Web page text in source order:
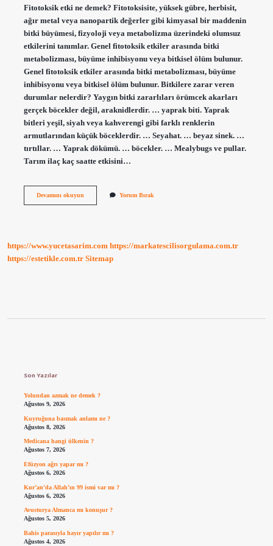
Fitotoksik etki ne demek? Fitotoksisite, yüksek gübre, herbisit,
ağır metal veya nanopartik değerler gibi kimyasal bir maddenin
bitki büyümesi, fizyoloji veya metabolizma üzerindeki olumsuz
etkilerini tanımlar. Genel fitotoksik etkiler arasında bitki
metabolizması, büyüme inhibisyonu veya bitkisel ölüm bulunur.
Genel fitotoksik etkiler arasında bitki metabolizması, büyüme
inhibisyonu veya bitkisel ölüm bulunur. Bitkilere zarar veren
durumlar nelerdir? Yaygın bitki zararlıları örümcek akarları
gerçek böcekler değil, araknidlerdir. … yaprak biti. Yaprak
bitleri yeşil, siyah veya kahverengi gibi farklı renklerin
armutlarından küçük böceklerdir. … Seyahat. … beyaz sinek. …
tırtıllar. … Yaprak dökümü. … böcekler. … Mealybugs ve pullar.
Tarım ilaç kaç saatte etkisini…
Devamını okuyunFitotoksite
Yorum Bırak
https://www.yucetasarim.com https://markatescilisorgulama.com.tr
https://estetikle.com.tr Sitemap
Son Yazılar
Yolundan azmak ne demek ?
Ağustos 9, 2026
Kuyruğuna basmak anlamı ne ?
Ağustos 8, 2026
Medicana hangi ülkenin ?
Ağustos 7, 2026
Efüzyon ağrı yapar mı ?
Ağustos 6, 2026
Kur’an’da Allah’ın 99 ismi var mı ?
Ağustos 6, 2026
Avusturya Almanca mı konuşur ?
Ağustos 5, 2026
Bahis parasıyla hayır yapılır mı ?
Ağustos 4, 2026